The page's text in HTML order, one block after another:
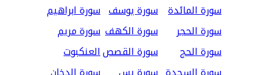
سورة المائدة سورة يوسف سورة ابراهيم
سورة الحجر
سورة الكهف سورة مريم
سورة الحج
سورة القصصالعنكبوت